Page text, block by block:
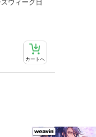
ウィーク日
カートへ